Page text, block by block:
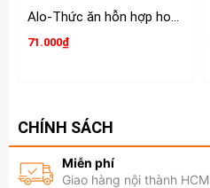
Alo-Thức ăn hỗn hợp hoàn chỉnh và cung cấp đủ dinh dưỡng cho chó
71.000₫
CHÍNH SÁCH
Miễn phí
Giao hàng nội thành HCM